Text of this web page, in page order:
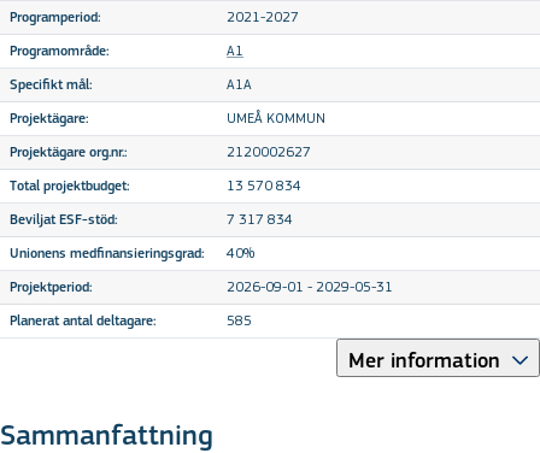
Programperiod: 2021-2027
Programområde: A1
Specifikt mål: A1A
Projektägare: UMEÅ KOMMUN
Projektägare org.nr.: 2120002627
Total projektbudget: 13 570 834
Beviljat ESF-stöd: 7 317 834
Unionens medfinansieringsgrad: 40%
Projektperiod: 2026-09-01 - 2029-05-31
Planerat antal deltagare: 585
Mer information
Sammanfattning